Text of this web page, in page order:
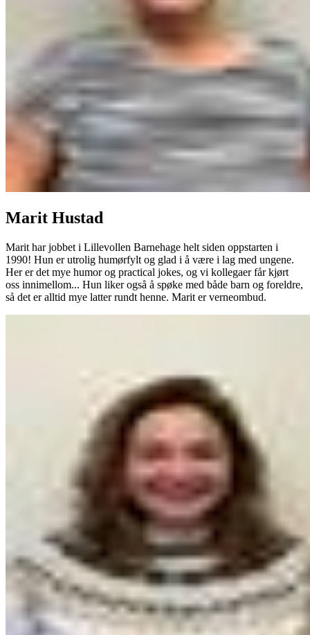
Marit Hustad
Marit har jobbet i Lillevollen Barnehage helt siden oppstarten i
1990! Hun er utrolig humørfylt og glad i å være i lag med ungene.
Her er det mye humor og practical jokes, og vi kollegaer får kjørt
oss innimellom... Hun liker også å spøke med både barn og foreldre,
så det er alltid mye latter rundt henne. Marit er verneombud.